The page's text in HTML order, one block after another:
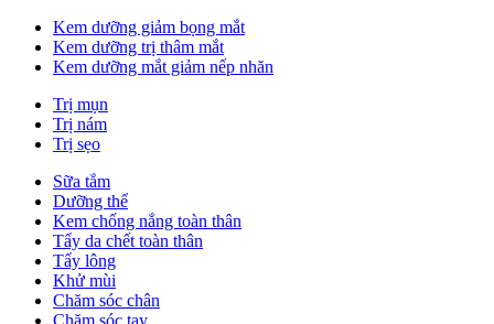
Kem dưỡng giảm bọng mắt
Kem dưỡng trị thâm mắt
Kem dưỡng mắt giảm nếp nhăn
Trị mụn
Trị nám
Trị sẹo
Sữa tắm
Dưỡng thể
Kem chống nắng toàn thân
Tẩy da chết toàn thân
Tẩy lông
Khử mùi
Chăm sóc chân
Chăm sóc tay